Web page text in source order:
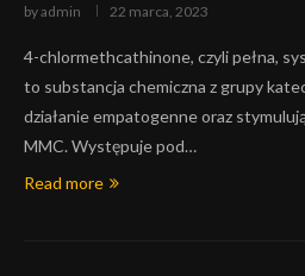
byadmin 22 marca, 2023
4-chlormethcathinone, czyli pełna,
to substancja chemiczna z grupy
działanie empatogenne oraz
MMC. Występuje pod…
Read more